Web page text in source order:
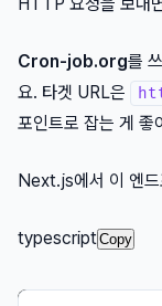
Cron-job.org를
요. 타겟 URL은
포인트로 잡는 게 좋
Next.js에서 이 엔드
typescriptCopy